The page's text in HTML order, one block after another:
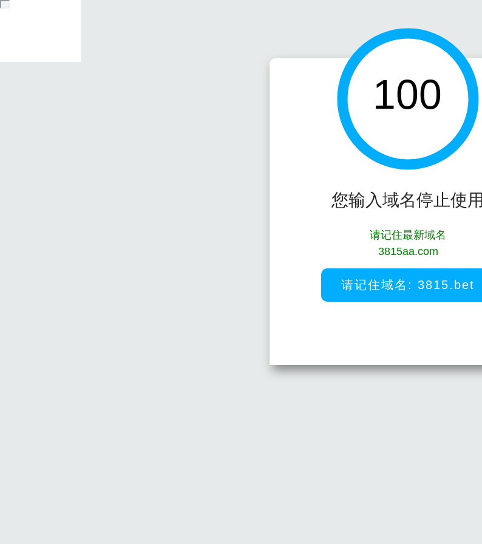
100
您输入域名停止使用
请记住最新域名
3815aa.com
请记住域名: 3815.bet